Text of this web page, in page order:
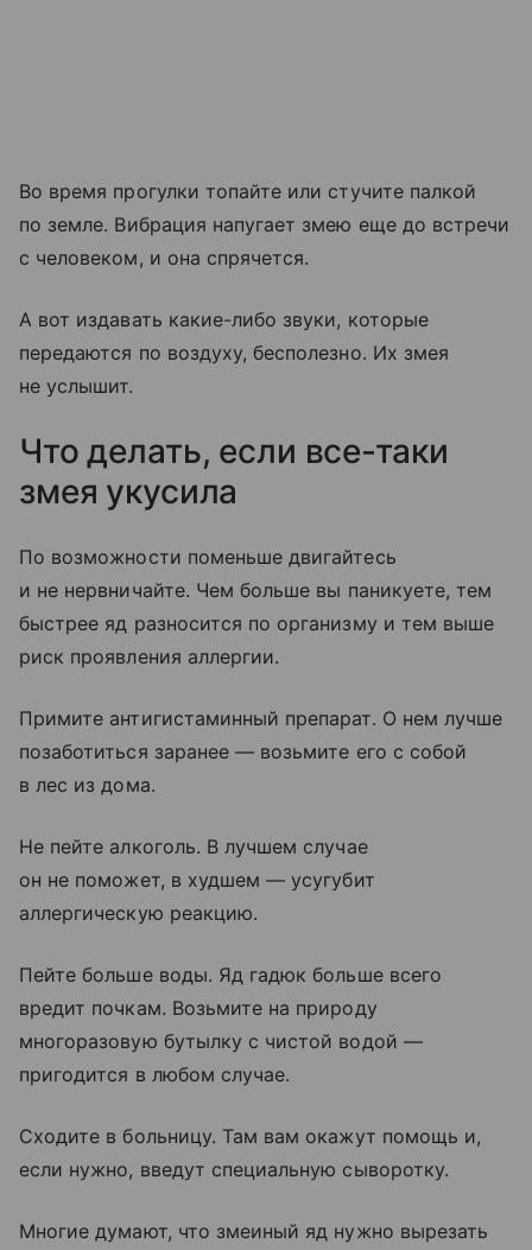
Во время прогулки топайте или стучите палкой
по земле. Вибрация напугает змею еще до встречи
с человеком, и она спрячется.
А вот издавать какие-либо звуки, которые
передаются по воздуху, бесполезно. Их змея
не услышит.
Что делать, если все-таки
змея укусила
По возможности поменьше двигайтесь
и не нервничайте. Чем больше вы паникуете, тем
быстрее яд разносится по организму и тем выше
риск проявления аллергии.
Примите антигистаминный препарат. О нем лучше
позаботиться заранее — возьмите его с собой
в лес из дома.
Не пейте алкоголь. В лучшем случае
он не поможет, в худшем — усугубит
аллергическую реакцию.
Пейте больше воды. Яд гадюк больше всего
вредит почкам. Возьмите на природу
многоразовую бутылку с чистой водой —
пригодится в любом случае.
Сходите в больницу. Там вам окажут помощь и,
если нужно, введут специальную сыворотку.
Многие думают, что змеиный яд нужно вырезать